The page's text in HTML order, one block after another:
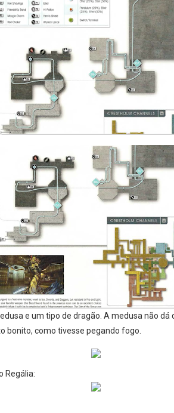
e um tipo de dragão. A medusa não
bonito, como tivesse pegando fogo.
Regália: